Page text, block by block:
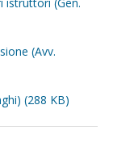
(Avv.
(288 KB)